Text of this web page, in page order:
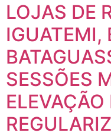
LOJAS DE
IGUATEMI,
SESSÕES
ELEVAÇÃO